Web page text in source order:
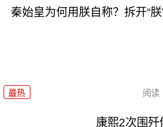
秦始皇为何用朕自称？拆开“
最热 阅读
康熙2次围歼